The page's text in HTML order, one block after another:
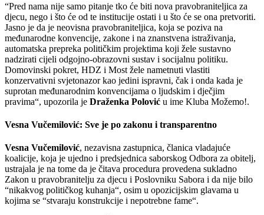
“Pred nama nije samo pitanje tko će biti nova pravobraniteljica za
djecu, nego i što će od te institucije ostati i u što će se ona pretvoriti.
Jasno je da je neovisna pravobraniteljica, koja se poziva na
međunarodne konvencije, zakone i na znanstvena istraživanja,
automatska prepreka političkim projektima koji žele sustavno
nadzirati cijeli odgojno-obrazovni sustav i socijalnu politiku.
Domovinski pokret, HDZ i Most žele nametnuti vlastiti
konzervativni svjetonazor kao jedini ispravni, čak i onda kada je
suprotan međunarodnim konvencijama o ljudskim i dječjim
pravima“, upozorila je Draženka Polović u ime Kluba Možemo!.
Vesna Vučemilović: Sve je po zakonu i transparentno
Vesna Vučemilović, nezavisna zastupnica, članica vladajuće
koalicije, koja je ujedno i predsjednica saborskog Odbora za obitelj,
ustrajala je na tome da je čitava procedura provedena sukladno
Zakon u pravobranitelju za djecu i Poslovniku Sabora i da nije bilo
“nikakvog političkog kuhanja“, osim u opozicijskim glavama u
kojima se “stvaraju konstrukcije i nepotrebne fame“.